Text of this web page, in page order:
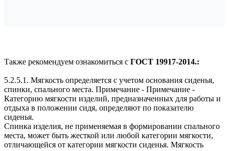
Также рекомендуем ознакомиться с ГОСТ 19917-2014.:
5.2.5.1. Мягкость определяется с учетом основания сиденья,
спинки, спального места. Примечание - Примечание -
Категорию мягкости изделий, предназначенных для работы и
отдыха в положении сидя, определяют по показателю
сиденья.
Спинка изделия, не применяемая в формировании спального
места, может быть жесткой или любой категории мягкости,
отличающейся от категории мягкости сиденья. Мягкость